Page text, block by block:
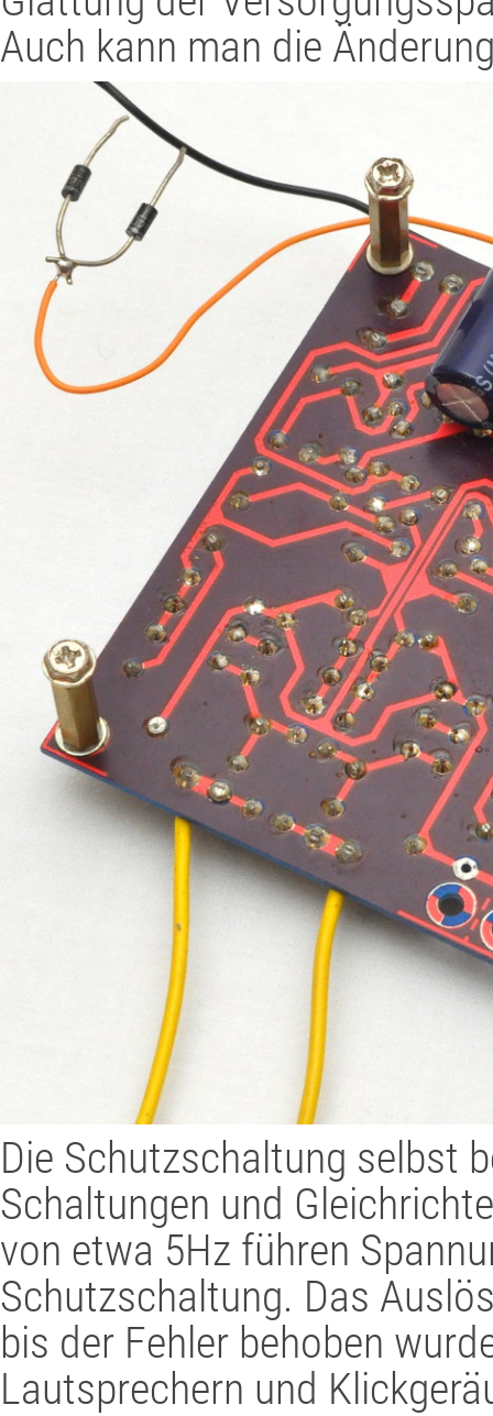
Auch kann man die
Die Schutzschaltung selbst
Schaltungen und
von etwa 5Hz führen
Schutzschaltung. Das
bis der Fehler behoben
Lautsprechern und